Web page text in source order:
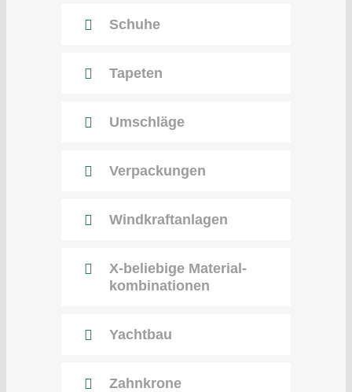
Schuhe
Tapeten
Umschläge
Verpackungen
Windkraft­anlagen
X-beliebige Material­
kombinationen
Yachtbau
Zahnkrone